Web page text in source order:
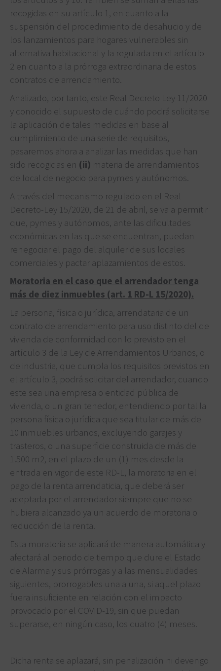
recogidas en su artículo 1, en cuanto a la
suspensión del procedimiento de desahucio y de
los lanzamientos para hogares vulnerables sin
alternativa habitacional y la regulada en el artículo
2 en cuanto a la prórroga extraordinaria de estos
contratos de arrendamiento.
Analizado, por tanto, este Real Decreto Ley 11/2020
y conocido el supuesto de cuándo podrá solicitarse
la aplicación de tales medidas en base al
cumplimiento de una serie de requisitos,
pasaremos ahora a analizar las medidas que han
sido recogidas en (ii) materia de arrendamientos
de local de negocio para pymes y autónomos.
A través del mecanismo regulado en el Real
Decreto-Ley 15/2020, de 21 de abril, se va a permitir
que, pymes y autónomos, ante las dificultades
económicas en las que se encuentran, puedan
renegociar el pago del alquiler de sus locales
comerciales y pactar aplazamientos de estos.
Moratoria en el caso que el arrendador tenga
más de diez inmuebles (art. 1 RD-L 15/2020).
La persona, física o jurídica, arrendataria de un
contrato de arrendamiento para uso distinto del de
vivienda de conformidad con lo previsto en el
artículo 3 de la Ley de Arrendamientos Urbanos, o
de industria, que cumpla los requisitos previstos en
el artículo 3, podrá solicitar del arrendador, cuando
este sea una empresa o entidad pública de
vivienda, o un gran tenedor, entendiendo por tal la
persona física o jurídica que sea titular de más de
10 inmuebles urbanos, excluyendo garajes y
trasteros, o una superficie construida de más de
1.500 m2, en el plazo de un (1) mes desde la
entrada en vigor de este RD-L, la moratoria en el
pago de la renta arrendaticia, que deberá ser
aceptada por el arrendador siempre que no se
hubiera alcanzado ya un acuerdo de moratoria o
reducción de la renta.
Esta moratoria se aplicará de manera automática y
afectará al periodo de tiempo que dure el Estado
de Alarma y sus prórrogas y a las mensualidades
siguientes, prorrogables una a una, si aquel plazo
fuera insuficiente en relación con el impacto
provocado por el COVID-19, sin que puedan
superarse, en ningún caso, los cuatro (4) meses.
Dicha renta se aplazará, sin penalización ni devengo